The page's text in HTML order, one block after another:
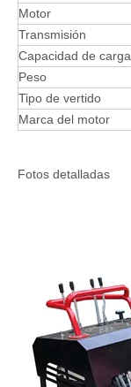
Motor
Transmisión
Capacidad de carga
Peso
Tipo de vertido
Marca del motor
Fotos detalladas